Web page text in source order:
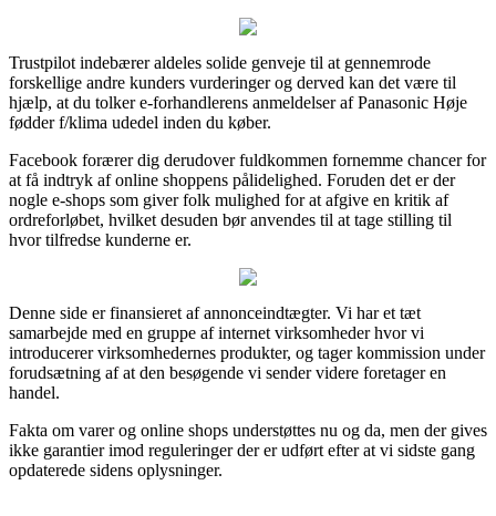
Trustpilot indebærer aldeles solide genveje til at gennemrode
forskellige andre kunders vurderinger og derved kan det være til
hjælp, at du tolker e-forhandlerens anmeldelser af Panasonic Høje
fødder f/klima udedel inden du køber.
Facebook forærer dig derudover fuldkommen fornemme chancer for
at få indtryk af online shoppens pålidelighed. Foruden det er der
nogle e-shops som giver folk mulighed for at afgive en kritik af
ordreforløbet, hvilket desuden bør anvendes til at tage stilling til
hvor tilfredse kunderne er.
Denne side er finansieret af annonceindtægter. Vi har et tæt
samarbejde med en gruppe af internet virksomheder hvor vi
introducerer virksomhedernes produkter, og tager kommission under
forudsætning af at den besøgende vi sender videre foretager en
handel.
Fakta om varer og online shops understøttes nu og da, men der gives
ikke garantier imod reguleringer der er udført efter at vi sidste gang
opdaterede sidens oplysninger.